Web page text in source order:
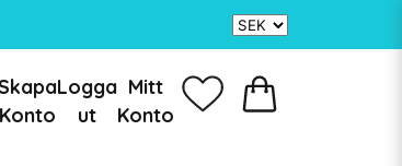
Skapa
Konto
Logga
ut
Mitt
Konto